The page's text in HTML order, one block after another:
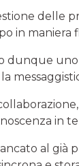
delle
in maniera
dunque
in
al già